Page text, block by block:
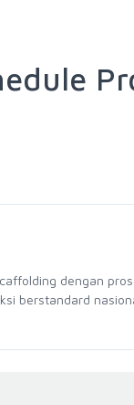
dengan
berstandard